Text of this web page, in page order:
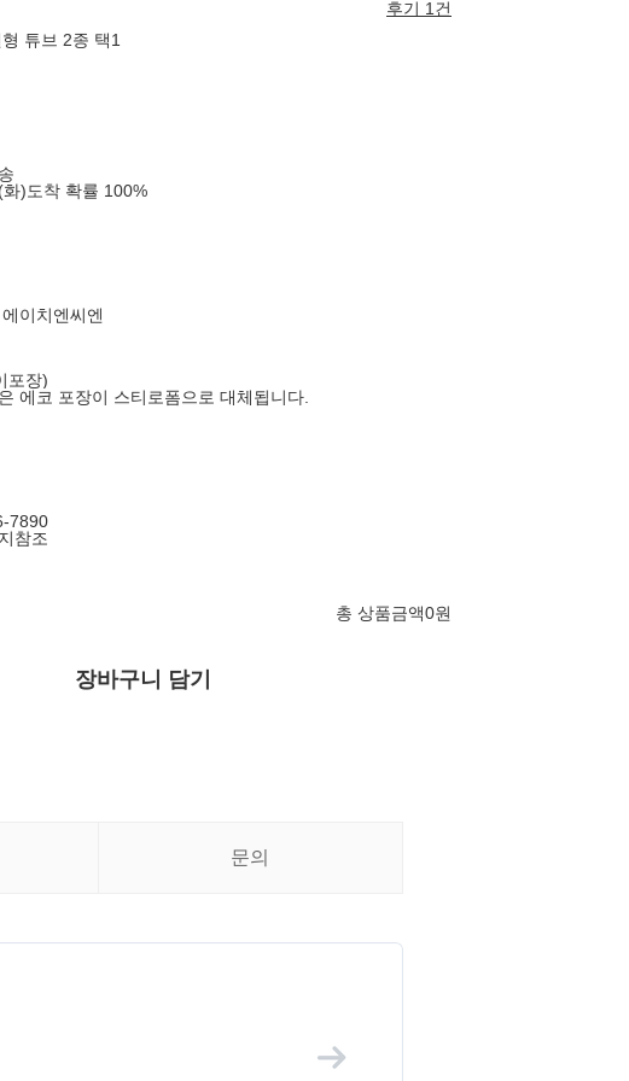
후기 1건
튜브 2종 택1
)도착 확률 100%
이치엔씨엔
포장)
에코 포장이 스티로폼으로 대체됩니다.
7890
참조
총 상품금액0원
장바구니 담기
문의